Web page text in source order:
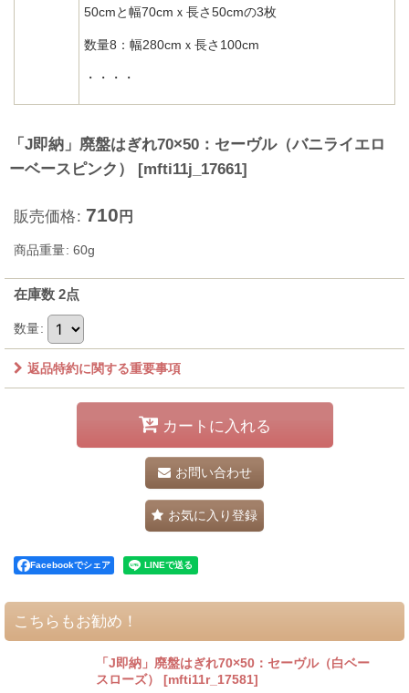
50cmと幅70cmｘ長さ50cmの3枚
数量8：幅280cmｘ長さ100cm
・・・・
「J即納」廃盤はぎれ70×50：セーヴル（バニライエロ
ーベースピンク）
[mfti11j_17661]
販売価格: 710 円
商品重量: 60g
在庫数 2点
数量:
返品特約に関する重要事項
カートに入れる
お問い合わせ
お気に入り登録
Facebookでシェア
こちらもお勧め！
「J即納」廃盤はぎれ70×50：セーヴル（白ベー
スローズ）
[mfti11r_17581]